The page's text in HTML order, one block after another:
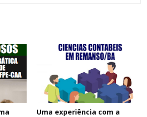
Uma experiência com a